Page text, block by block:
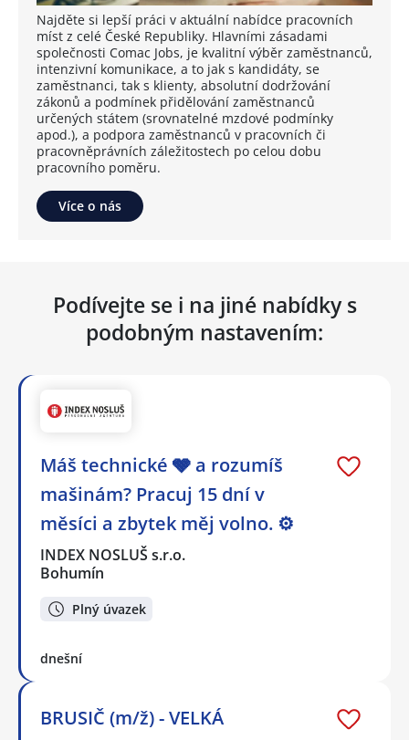
Najděte si lepší práci v aktuální nabídce pracovních
míst z celé České Republiky. Hlavními zásadami
společnosti Comac Jobs, je kvalitní výběr zaměstnanců,
intenzivní komunikace, a to jak s kandidáty, se
zaměstnanci, tak s klienty, absolutní dodržování
zákonů a podmínek přidělování zaměstnanců
určených státem (srovnatelné mzdové podmínky
apod.), a podpora zaměstnanců v pracovních či
pracovněprávních záležitostech po celou dobu
pracovního poměru.
Více o nás
Podívejte se i na jiné nabídky s
podobným nastavením:
Máš technické 🩶 a rozumíš
mašinám? Pracuj 15 dní v
měsíci a zbytek měj volno. ⚙
INDEX NOSLUŠ s.r.o.
Bohumín
Plný úvazek
dnešní
BRUSIČ (m/ž) - VELKÁ